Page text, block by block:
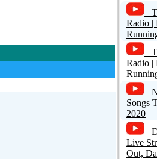
Radio |
Radio |
Songs
2020
Live
Out,